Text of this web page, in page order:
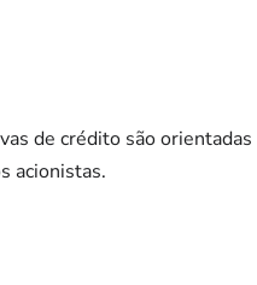
de crédito são
acionistas.